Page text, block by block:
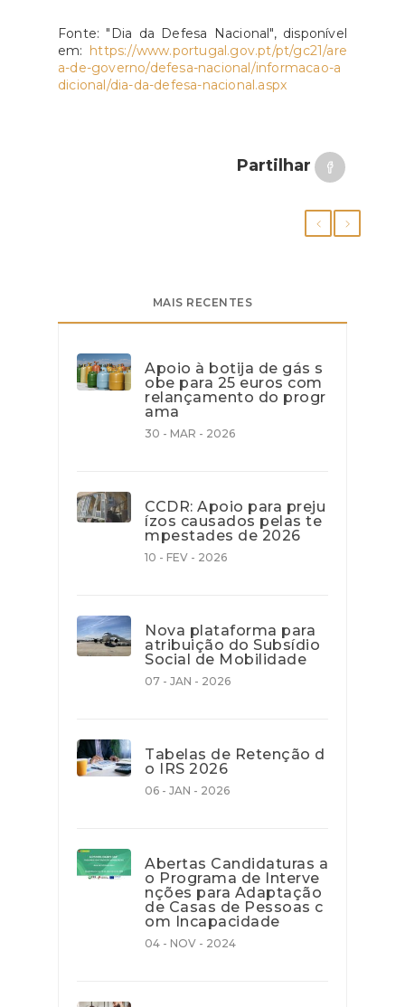
Fonte: "Dia da Defesa Nacional", disponível
em:
https://www.portugal.gov.pt/pt/gc21/are
a-de-governo/defesa-nacional/informacao-a
dicional/dia-da-defesa-nacional.aspx
Partilhar
MAIS RECENTES
Apoio à botija de gás s
obe para 25 euros com
relançamento do progr
ama
30 - MAR - 2026
CCDR: Apoio para preju
ízos causados pelas te
mpestades de 2026
10 - FEV - 2026
Nova plataforma para
atribuição do Subsídio
Social de Mobilidade
07 - JAN - 2026
Tabelas de Retenção d
o IRS 2026
06 - JAN - 2026
Abertas Candidaturas a
o Programa de Interve
nções para Adaptação
de Casas de Pessoas c
om Incapacidade
04 - NOV - 2024